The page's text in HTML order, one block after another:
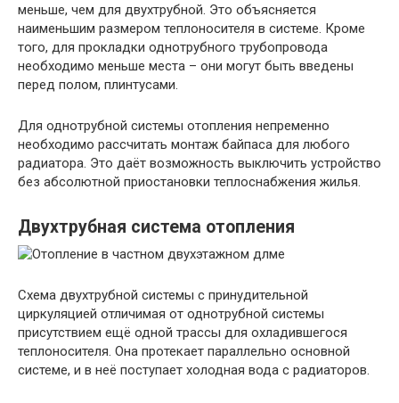
меньше, чем для двухтрубной. Это объясняется
наименьшим размером теплоносителя в системе. Кроме
того, для прокладки однотрубного трубопровода
необходимо меньше места – они могут быть введены
перед полом, плинтусами.
Для однотрубной системы отопления непременно
необходимо рассчитать монтаж байпаса для любого
радиатора. Это даёт возможность выключить устройство
без абсолютной приостановки теплоснабжения жилья.
Двухтрубная система отопления
Схема двухтрубной системы с принудительной
циркуляцией отличимая от однотрубной системы
присутствием ещё одной трассы для охладившегося
теплоносителя. Она протекает параллельно основной
системе, и в неё поступает холодная вода с радиаторов.